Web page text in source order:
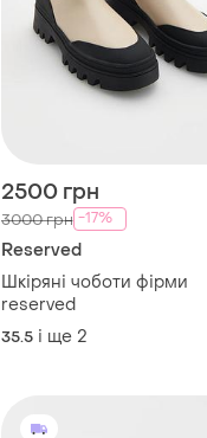
2500 грн
3000 грн -17%
Reserved
Шкіряні чоботи фірми
reserved
35.5 і ще 2